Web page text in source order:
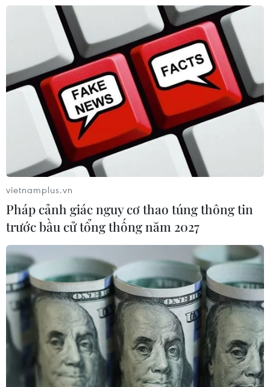
vietnamplus.vn
Pháp cảnh giác nguy cơ thao túng thông tin
trước bầu cử tổng thống năm 2027